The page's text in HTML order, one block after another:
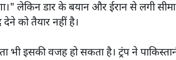
लेकिन डार के बयान और ईरान से लगी
को तैयार नहीं है।
भी इसकी वजह हो सकता है। ट्रंप ने